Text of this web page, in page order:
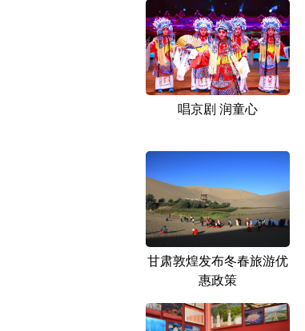
唱京剧 润童心
甘肃敦煌发布冬春旅游优
惠政策